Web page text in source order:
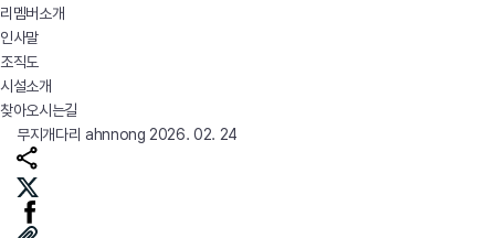
리멤버소개
인사말
조직도
시설소개
찾아오시는길
무지개다리 ahnnong 2026. 02. 24